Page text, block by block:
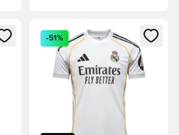
ind eller tilmelde dig som
Åbner en Modal til at logge
-51%